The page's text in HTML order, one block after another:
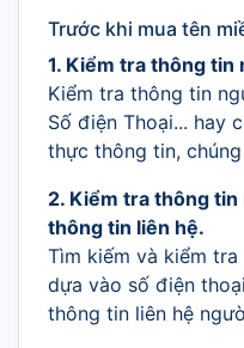
Trước khi mua tên
1. Kiểm tra thông tin
Kiểm tra thông tin
Số điện Thoại... hay
thực thông tin,
2. Kiểm tra thông
thông tin liên hệ.
Tìm kiếm và kiểm
dựa vào số điện
thông tin liên hệ